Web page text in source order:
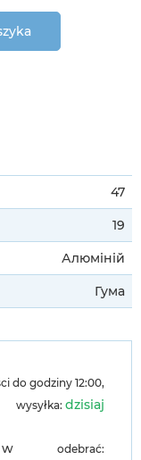
47
19
Алюміній
Гума
do godziny 12:00,
wysyłka: dzisiaj
w
odebrać: